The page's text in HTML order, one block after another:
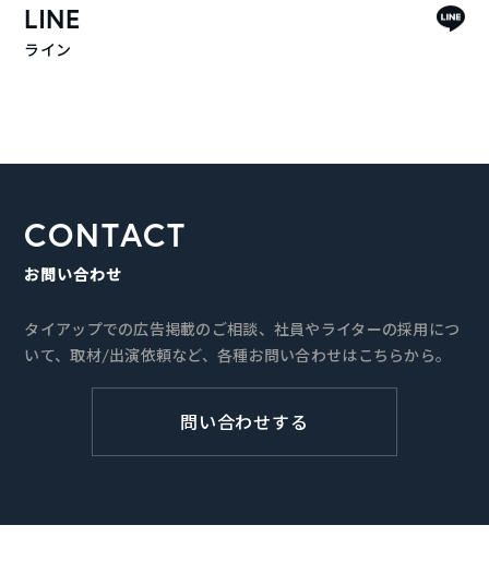
LINE
ライン
CONTACT
お問い合わせ
タイアップでの広告掲載のご相談、社員やライターの採用につ
いて、取材/出演依頼など、各種お問い合わせはこちらから。
問い合わせする